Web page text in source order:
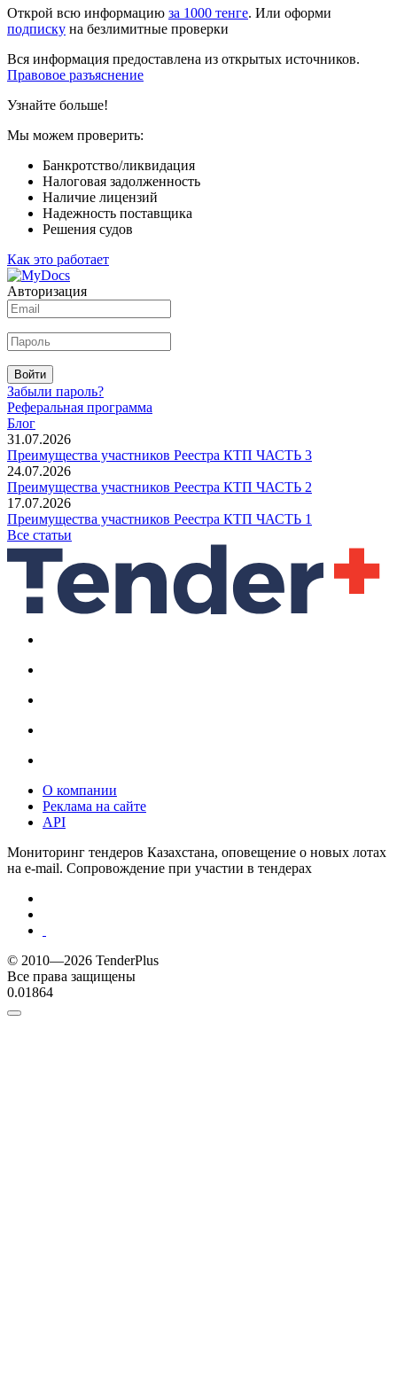
Открой всю информацию за 1000 тенге. Или оформи
подписку на безлимитные проверки
Вся информация предоставлена из открытых источников.
Правовое разъяснение
Узнайте больше!
Мы можем проверить:
Банкротство/ликвидация
Налоговая задолженность
Наличие лицензий
Надежность поставщика
Решения судов
Как это работает
Авторизация
Войти
Забыли пароль?
Реферальная программа
Блог
31.07.2026
Преимущества участников Реестра КТП ЧАСТЬ 3
24.07.2026
Преимущества участников Реестра КТП ЧАСТЬ 2
17.07.2026
Преимущества участников Реестра КТП ЧАСТЬ 1
Все статьи
О компании
Реклама на сайте
API
Мониторинг тендеров Казахстана, оповещение о новых лотах
на e-mail. Сопровождение при участии в тендерах
© 2010—2026 TenderPlus
Все права защищены
0.01864